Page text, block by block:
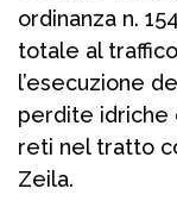
ordinanza n.
totale al
l’esecuzione
perdite idriche
reti nel tratto
Zeila.